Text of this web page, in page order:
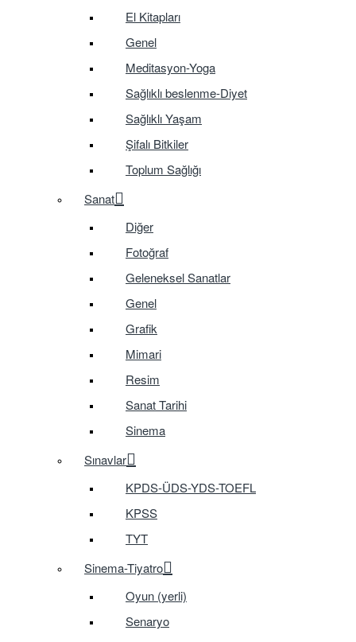
El Kitapları
Genel
Meditasyon-Yoga
Sağlıklı beslenme-Diyet
Sağlıklı Yaşam
Şifalı Bitkiler
Toplum Sağlığı
Sanat
Diğer
Fotoğraf
Geleneksel Sanatlar
Genel
Grafik
Mimari
Resim
Sanat Tarihi
Sinema
Sınavlar
KPDS-ÜDS-YDS-TOEFL
KPSS
TYT
Sinema-Tiyatro
Oyun (yerli)
Senaryo